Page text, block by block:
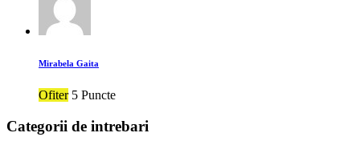
Mirabela Gaita
Ofiter 5 Puncte
Categorii de intrebari